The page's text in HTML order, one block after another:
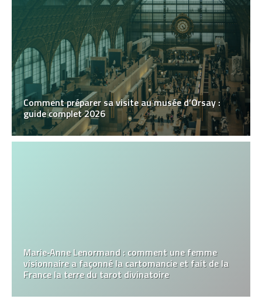
Comment préparer sa visite au musée d’Orsay :
guide complet 2026
Marie‑Anne Lenormand : comment une femme
visionnaire a façonné la cartomancie et fait de la
France la terre du tarot divinatoire